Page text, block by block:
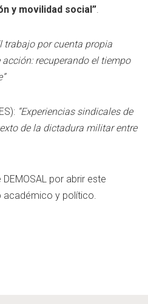
y movilidad social”.
trabajo por cuenta propia
recuperando el tiempo
“Experiencias sindicales de
de la dictadura militar entre
por abrir este
académico y político.